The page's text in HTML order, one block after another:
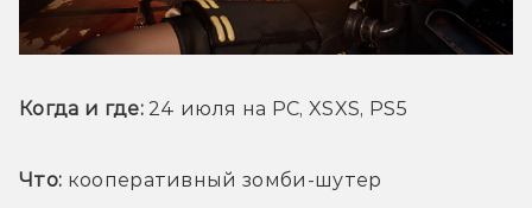
Когда и где: 24 июля на PC, XSXS, PS5
Что: кооперативный зомби-шутер